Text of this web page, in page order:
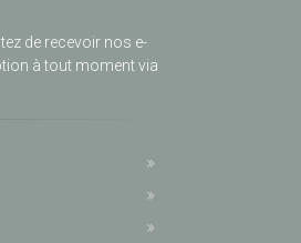
de recevoir nos e-
à tout moment via